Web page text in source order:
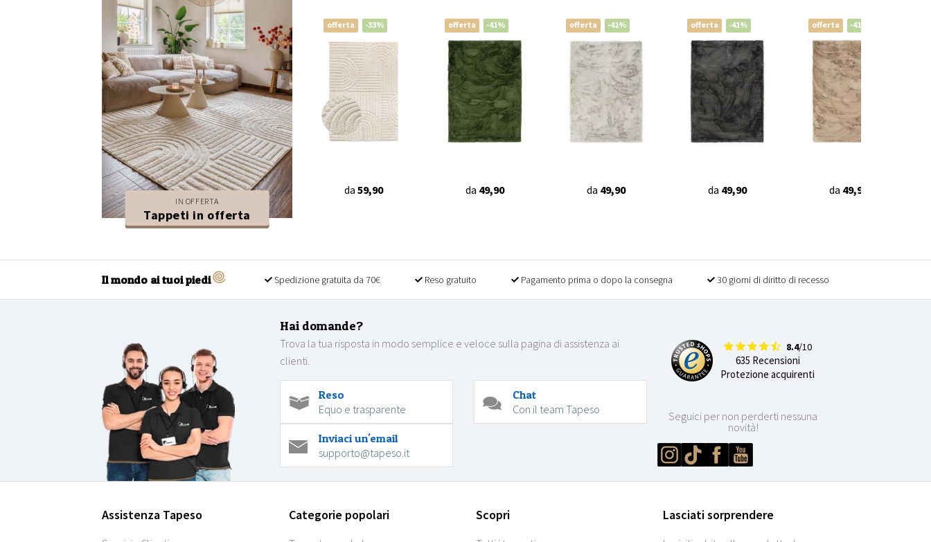
IN OFFERTA
Tappeti in offerta
offerta -33%
da 59,90
offerta -41%
da 49,90
offerta -41%
da 49,90
offerta -41%
da 49,90
offerta -41%
da 49,90
Il mondo ai tuoi piedi Spedizione gratuita da 70€ Reso gratuito Pagamento prima o dopo la consegna 30 giorni di diritto di recesso
Hai domande?
Trova la tua risposta in modo semplice e veloce sulla pagina di assistenza ai
clienti.
Reso
Equo e trasparente
Chat
Con il team Tapeso
Inviaci un'email
supporto@tapeso.it
8.4/10
635 Recensioni
Protezione acquirenti
Seguici per non perderti nessuna
novità!
Assistenza Tapeso Categorie popolari Scopri Lasciati sorprendere